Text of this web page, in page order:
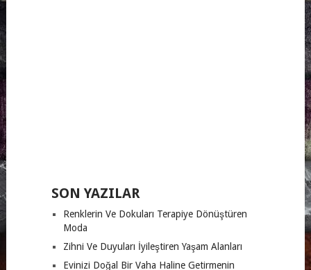
SON YAZILAR
Renklerin Ve Dokuları Terapiye Dönüştüren
Moda
Zihni Ve Duyuları İyileştiren Yaşam Alanları
Evinizi Doğal Bir Vaha Haline Getirmenin